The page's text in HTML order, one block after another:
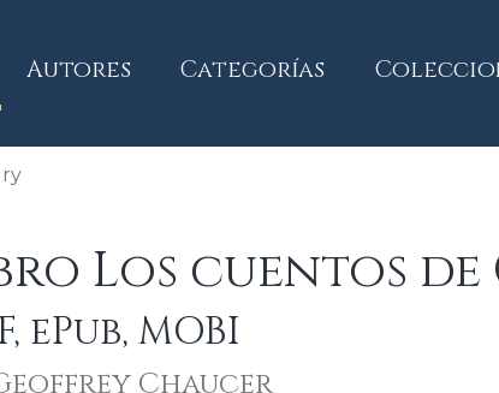
Autores Categorías
Los cuentos
ePub, MOBI
Chaucer